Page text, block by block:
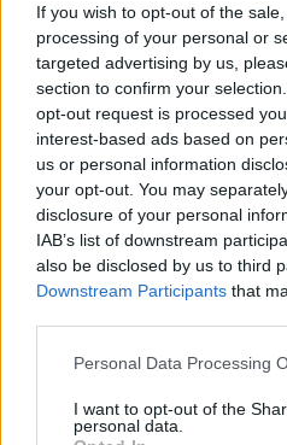
If you wish to opt-out of the
processing of your personal or
targeted advertising by us,
section to confirm your
opt-out request is processed
interest-based ads based on
us or personal information
your opt-out. You may
disclosure of your personal
IAB’s list of downstream
also be disclosed by us to third
Downstream Participants that
Please note that this website/
not limited to your visit or usage
grant or deny consent to
Personal Data Processing
I want to opt-out of the
personal data.
biztonsági őrnek kinéző
közelében, miközben a
jövés-menés zajlott,
kormánypárthoz köthető
egy rövid időszakon belül.